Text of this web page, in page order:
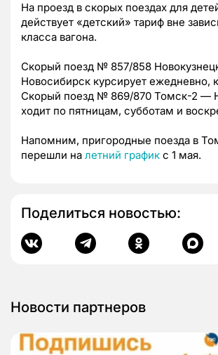
На проезд в скорых поездах для
действует «детский» тариф вне
класса вагона.
Скорый поезд № 857/858
Новосибирск курсирует ежедневно,
Скорый поезд № 869/870 Томск-2 —
ходит по пятницам, субботам и
Напомним, пригородные поезда в
перешли на летний график с 1 мая.
Поделиться новостью:
Новости партнеров